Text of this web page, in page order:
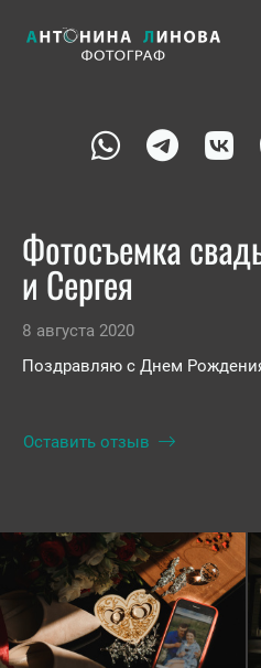
Фотосъемка
и Сергея
8 августа 2020
Поздравляю с Днем
Оставить отзыв